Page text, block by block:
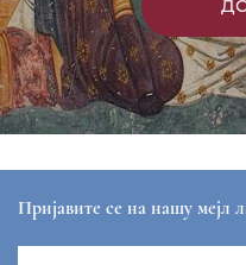
МЕТОХИЈСКА